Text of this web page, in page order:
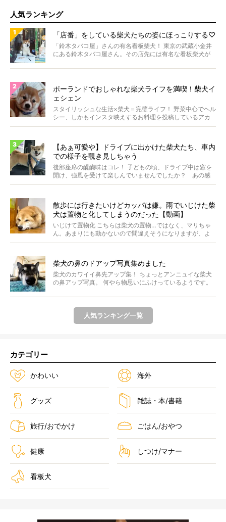
人気ランキング
「店番」をしている柴犬たちの姿にほっこりする♡
「鈴木タバコ屋」さんの有名看板柴犬！ 東京の武蔵小金井
にある鈴木タバコ屋さん。その店先には有名な看板柴犬が
ポーランドでおしゃれな柴犬ライフを満喫！柴犬イ
ェシェン
スタイリッシュな生活×柴犬＝完璧ライフ！ 野菜中心でヘル
シー、しかもインスタ映えするお料理を投稿しているアカ
ウ...
【あぁ可愛や】ドライブに出かけた柴犬たち、車内
での様子を覗き見しちゃう
後部座席の醍醐味はコレ！ 子どもの頃、ドライブ中は窓を
開け、強風を受けて楽しんでいませんでしたか？ あの感
じが...
散歩には行きたいけどカッパは嫌。雨でいじけた柴
犬は置物と化してしまうのだった【動画】
いじけて置物化 こちらは柴犬の置物…ではなく、マリちゃ
ん。あまりにも動かないので間違えそうになりますが、よ
く見...
柴犬の鼻のドアップ写真集めました
柴犬のカワイイ鼻先アップ集！ ちょっとアンニュイな柴犬
の鼻アップ写真。 何やら物思いにふけっているようです。
人気ランキング一覧
カテゴリー
かわいい 海外
グッズ 雑誌・本/書籍
旅行/おでかけ ごはん/おやつ
健康 しつけ/マナー
看板犬